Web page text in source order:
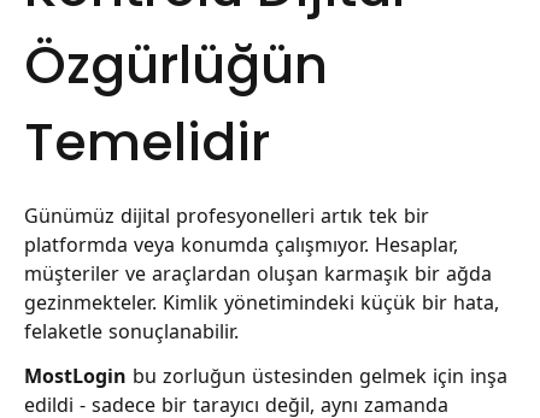
Özgürlüğün
Temelidir
Günümüz dijital profesyonelleri artık tek bir
platformda veya konumda çalışmıyor. Hesaplar,
müşteriler ve araçlardan oluşan karmaşık bir ağda
gezinmekteler. Kimlik yönetimindeki küçük bir hata,
felaketle sonuçlanabilir.
MostLogin bu zorluğun üstesinden gelmek için inşa
edildi - sadece bir tarayıcı değil, aynı zamanda